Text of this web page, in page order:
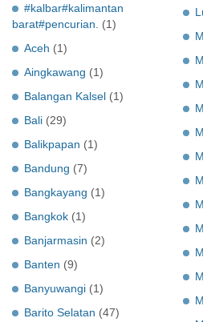
#kalbar#kalimantan
barat#pencurian.
(1)
Aceh (1)
Aingkawang (1)
Balangan Kalsel (1)
Bali (29)
Balikpapan (1)
Bandung (7)
Bangkayang (1)
Bangkok (1)
Banjarmasin (2)
Banten (9)
Banyuwangi (1)
Barito Selatan (47)